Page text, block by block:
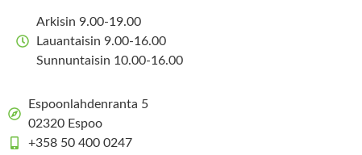
Arkisin 9.00-19.00
Lauantaisin 9.00-16.00
Sunnuntaisin 10.00-16.00
Espoonlahdenranta 5
02320 Espoo
+358 50 400 0247